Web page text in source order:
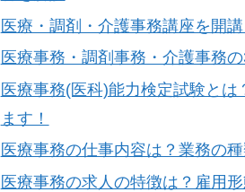
医療・調剤・介護事務講座を開
医療事務・調剤事務・介護事務
医療事務(医科)能力検定試験と
ます！
医療事務の仕事内容は？業務の
医療事務の求人の特徴は？雇用